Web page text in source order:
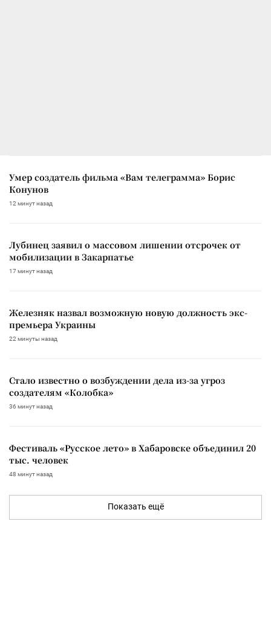
Умер создатель фильма «Вам телеграмма» Борис
Конунов
12 минут назад
Лубинец заявил о массовом лишении отсрочек от
мобилизации в Закарпатье
17 минут назад
Железняк назвал возможную новую должность экс-
премьера Украины
22 минуты назад
Стало известно о возбуждении дела из-за угроз
создателям «Колобка»
36 минут назад
Фестиваль «Русское лето» в Хабаровске объединил 20
тыс. человек
48 минут назад
Показать ещё